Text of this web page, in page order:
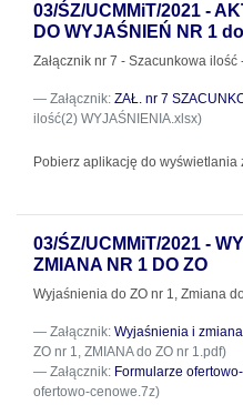
03/ŚZ/UCMMiT/2021 -
DO WYJAŚNIEŃ NR 1
Załącznik nr 7 - Szacunkowa ilość
Załącznik: ZAŁ. nr 7
ilość(2) WYJAŚNIENIA.xlsx)
Pobierz aplikację do wyświetlania
03/ŚZ/UCMMiT/2021 -
ZMIANA NR 1 DO ZO
Wyjaśnienia do ZO nr 1, Zmiana
Załącznik: Wyjaśnienia i
ZO nr 1, ZMIANA do ZO nr 1.pdf)
Załącznik: Formularze
ofertowo-cenowe.7z)